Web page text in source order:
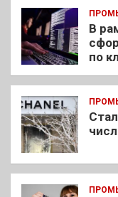
В
по